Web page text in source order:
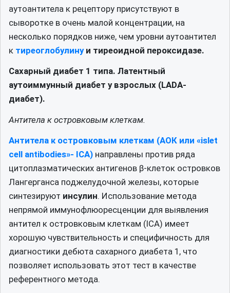
аутоантитела к рецептору присутствуют в
сыворотке в очень малой концентрации, на
несколько порядков ниже, чем уровни аутоантител
к тиреоглобулинуи тиреоидной пероксидазе.
Сахарный диабет 1 типа. Латентный
аутоиммунный диабет у взрослых (LADA-
диабет).
Антитела к островковым клеткам.
Антитела к островковым клеткам (АОК или «islet
cell antibodies»- ICA) направлены против ряда
цитоплазматических антигенов β-клеток островков
Лангерганса поджелудочной железы, которые
синтезируют инсулин. Использование метода
непрямой иммунофлюоресценции для выявления
антител к островковым клеткам (ICA) имеет
хорошую чувствительность и специфичность для
диагностики дебюта сахарного диабета 1, что
позволяет использовать этот тест в качестве
референтного метода.